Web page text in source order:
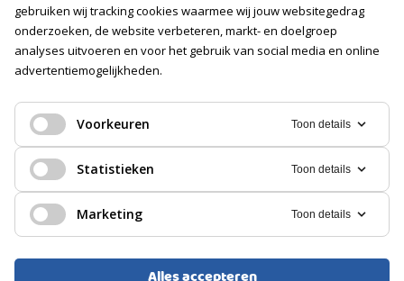
Verstuur mijn aanvraag
Wij gaan zorgvuldig om met jouw gegevens. Meer
informatie vind je in onze
gebruiken wij tracking cookies waarmee wij jouw websitegedrag
onderzoeken, de website verbeteren, markt- en doelgroep
analyses uitvoeren en voor het gebruik van social media en online
advertentiemogelijkheden.
Voorkeuren Toon details
Statistieken Toon details
Marketing Toon details